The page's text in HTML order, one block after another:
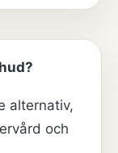
alternativ,
och